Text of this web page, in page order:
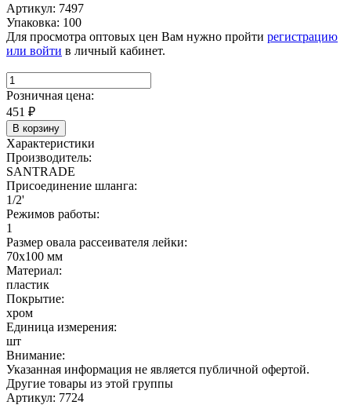
Артикул: 7497
Упаковка: 100
Для просмотра оптовых цен Вам нужно пройти регистрацию
или войти в личный кабинет.
Розничная цена:
451 ₽
В корзину
Характеристики
Производитель:
SANTRADE
Присоединение шланга:
1/2'
Режимов работы:
1
Размер овала рассеивателя лейки:
70х100 мм
Материал:
пластик
Покрытие:
хром
Единица измерения:
шт
Внимание:
Указанная информация не является публичной офертой.
Другие товары из этой группы
Артикул: 7724